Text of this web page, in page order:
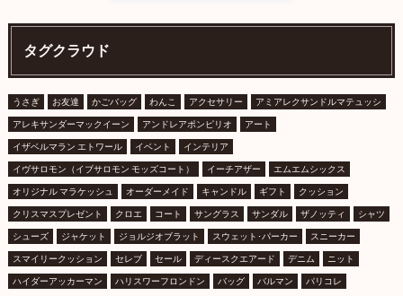
タグクラウド
うさぎ お友達 かごバッグ わんこ アクセサリー アミアレクサンドルマテュッシ
アレキサンダーマックイーン アンドレアポンピリオ アート
イザベルマラン エトワール イベント インテリア
イヴサロモン（イブサロモン モッズコート） イーチアザー エムエムシックス
オリジナル マラケッシュ オーダーメイド キャンドル ギフト クッション
クリスマスプレゼント クロエ コート サングラス サンダル ザノッティ シャツ
シューズ ジャケット ジョルジオブラット スウェット･パーカー スニーカー
スマイリークッション セレブ セール ディースクエアード デニム ニット
ハイダーアッカーマン ハリスワーフロンドン バッグ バルマン パリコレ